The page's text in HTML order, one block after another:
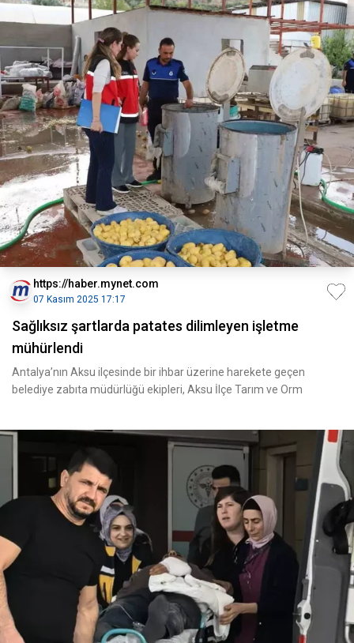
https://haber.mynet.com
07 Kasım 2025 17:17
Sağlıksız şartlarda patates dilimleyen işletme
mühürlendi
Antalya’nın Aksu ilçesinde bir ihbar üzerine harekete geçen
belediye zabıta müdürlüğü ekipleri, Aksu İlçe Tarım ve Orm